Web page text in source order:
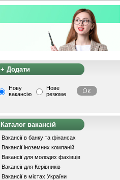
+ Додати
Нову
вакансію
Нове
резюме
Каталог вакансій
Вакансії в банку та фінансах
Вакансії іноземних компаній
Вакансії для молодих фахівців
Вакансії для Керівників
Вакансії в містах України